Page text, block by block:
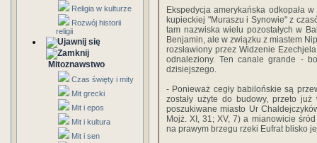
Religia w kulturze
Rozwój historii
religii
Mitoznawstwo
Czas święty i mity
Mit grecki
Mit i epos
Mit i kultura
Mit i sen
Ekspedycja amerykańska odkopała
kupieckiej "Muraszu i Synowie" z
tam nazwiska wielu pozostałych w
Benjamin, ale w związku z miastem
rozsławiony przez Widzenie
odnaleziony. Ten canale grande -
dzisiejszego.
- Ponieważ cegły babilońskie są
zostały użyte do budowy, przeto
poszukiwane miasto Ur
Mojż. XI, 31; XV, 7) a mianowicie
na prawym brzegu rzeki Eufrat blisko